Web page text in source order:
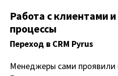
Работа с клиентами
процессы
Переход в CRM Pyrus
Менеджеры сами проявили